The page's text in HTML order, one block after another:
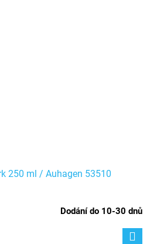
250 ml / Auhagen 53510
Dodání do 10-30 dnů